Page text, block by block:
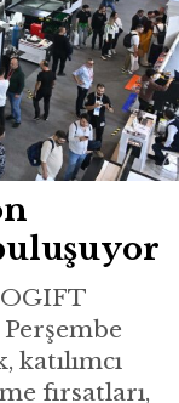
katılımcı
fırsatları,